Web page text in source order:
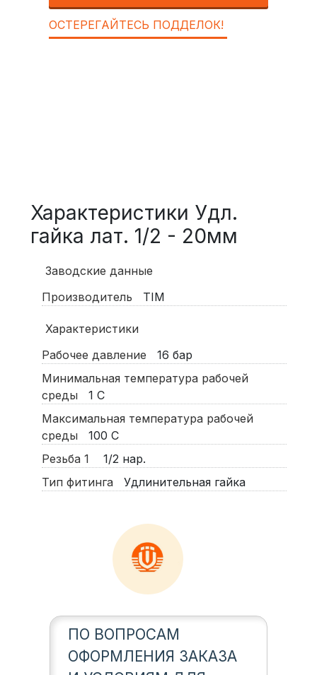
ОСТЕРЕГАЙТЕСЬ ПОДДЕЛОК!
Характеристики Удл.
гайка лат. 1/2 - 20мм
Заводские данные
Производитель
TIM
Характеристики
Рабочее давление
16 бар
Минимальная температура рабочей
среды
1 С
Максимальная температура рабочей
среды
100 С
Резьба 1
1/2 нар.
Тип фитинга
Удлинительная гайка
ПО ВОПРОСАМ
ОФОРМЛЕНИЯ ЗАКАЗА